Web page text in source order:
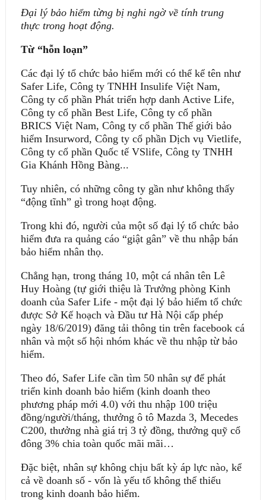
Đại lý bảo hiểm từng bị nghi ngờ về tính trung
thực trong hoạt động.
Từ “hỗn loạn”
Các đại lý tổ chức bảo hiểm mới có thể kể tên như
Safer Life, Công ty TNHH Insulife Việt Nam,
Công ty cổ phần Phát triển hợp danh Active Life,
Công ty cổ phần Best Life, Công ty cổ phần
BRICS Việt Nam, Công ty cổ phần Thế giới bảo
hiểm Insurword, Công ty cổ phần Dịch vụ Vietlife,
Công ty cổ phần Quốc tế VSlife, Công ty TNHH
Gia Khánh Hồng Bàng...
Tuy nhiên, có những công ty gần như không thấy
“động tĩnh” gì trong hoạt động.
Trong khi đó, người của một số đại lý tổ chức bảo
hiểm đưa ra quảng cáo “giật gân” về thu nhập bán
bảo hiểm nhân thọ.
Chẳng hạn, trong tháng 10, một cá nhân tên Lê
Huy Hoàng (tự giới thiệu là Trưởng phòng Kinh
doanh của Safer Life - một đại lý bảo hiểm tổ chức
được Sở Kế hoạch và Ðầu tư Hà Nội cấp phép
ngày 18/6/2019) đăng tải thông tin trên facebook cá
nhân và một số hội nhóm khác về thu nhập từ bảo
hiểm.
Theo đó, Safer Life cần tìm 50 nhân sự để phát
triển kinh doanh bảo hiểm (kinh doanh theo
phương pháp mới 4.0) với thu nhập 100 triệu
đồng/người/tháng, thưởng ô tô Mazda 3, Mecedes
C200, thưởng nhà giá trị 3 tỷ đồng, thưởng quỹ cổ
đông 3% chia toàn quốc mãi mãi…
Ðặc biệt, nhân sự không chịu bất kỳ áp lực nào, kể
cả về doanh số - vốn là yếu tố không thể thiếu
trong kinh doanh bảo hiểm.